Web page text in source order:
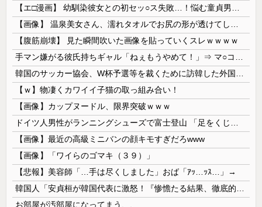
【腹筋崩壊】 見た瞬間吹いた画像を貼っていくスレｗｗｗｗ
【ｗ】物凄くカワイイ子猫の取っ組み合い！
【画像】カップヌードル、限界突破ｗｗｗ
【画像】最近の高級ミニバンの顔キモすぎだろwww
【画像】「ワイらのゴマキ（３９）」
【悲報】美容師「…手は尽くしました」おば「ｱｯ…ｯｽ…」→
お部屋が汚部屋になってまう、、